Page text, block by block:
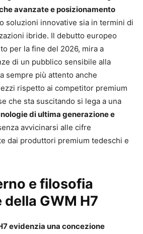
avanzate e posizionamento
soluzioni innovative sia in termini di
ibride. Il debutto europeo
per la fine del 2026, mira a
di un pubblico sensibile alla
sempre più attento anche
rispetto ai competitor premium
che sta suscitando si lega a una
di ultima generazione e
avvicinarsi alle cifre
dai produttori premium tedeschi e
e filosofia
GWM H7
evidenzia una concezione